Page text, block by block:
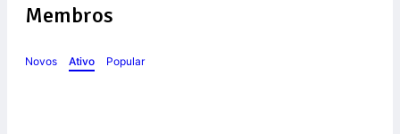
Membros
Novos Ativo Popular